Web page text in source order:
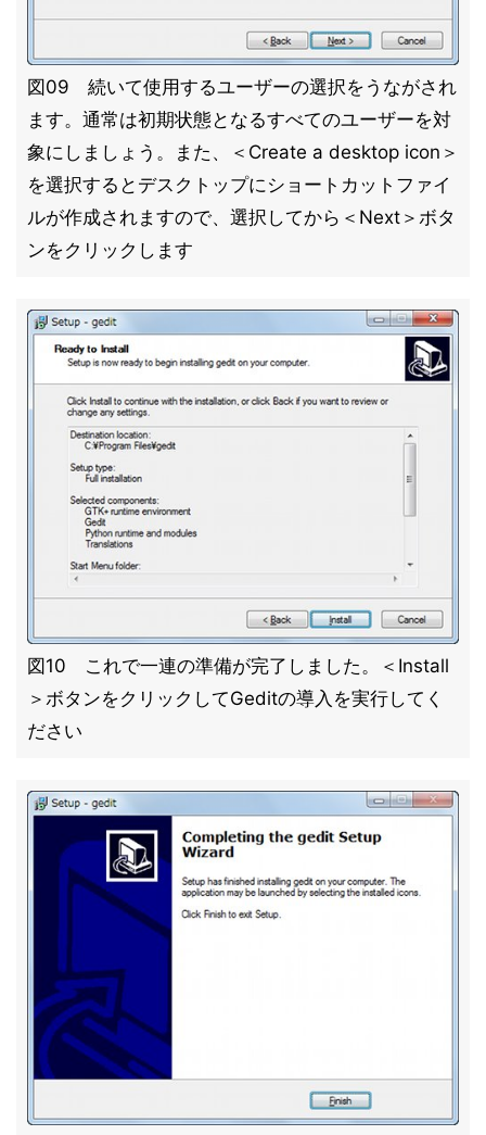
図09 続いて使用するユーザーの選択をうながされ
ます。通常は初期状態となるすべてのユーザーを対
象にしましょう。また、＜Create a desktop icon＞
を選択するとデスクトップにショートカットファイ
ルが作成されますので、選択してから＜Next＞ボタ
ンをクリックします
図10 これで一連の準備が完了しました。＜Install
＞ボタンをクリックしてGeditの導入を実行してく
ださい